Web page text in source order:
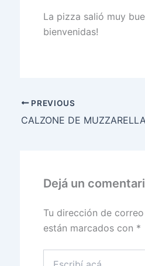
La pizza salió muy
bienvenidas!
PREVIOUS
Dejá un
Tu dirección de
están marcados con *